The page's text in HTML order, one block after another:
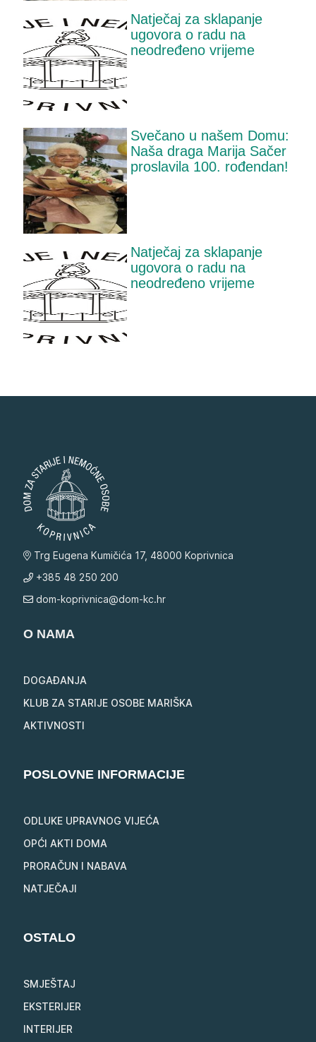
Natječaj za sklapanje
ugovora o radu na
neodređeno vrijeme
Svečano u našem Domu:
Naša draga Marija Sačer
proslavila 100. rođendan!
Natječaj za sklapanje
ugovora o radu na
neodređeno vrijeme
Trg Eugena Kumičića 17, 48000 Koprivnica
+385 48 250 200
dom-koprivnica@dom-kc.hr
O NAMA
DOGAĐANJA
KLUB ZA STARIJE OSOBE MARIŠKA
AKTIVNOSTI
POSLOVNE INFORMACIJE
ODLUKE UPRAVNOG VIJEĆA
OPĆI AKTI DOMA
PRORAČUN I NABAVA
NATJEČAJI
OSTALO
SMJEŠTAJ
EKSTERIJER
INTERIJER